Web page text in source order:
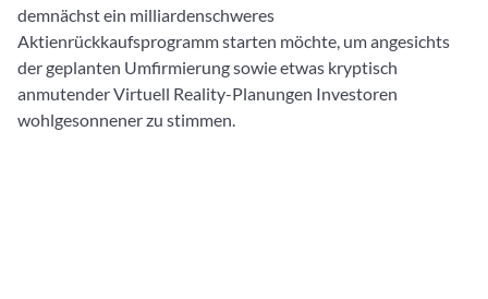
demnächst ein milliardenschweres
Aktienrückkaufsprogramm starten möchte, um angesichts
der geplanten Umfirmierung sowie etwas kryptisch
anmutender Virtuell Reality-Planungen Investoren
wohlgesonnener zu stimmen.